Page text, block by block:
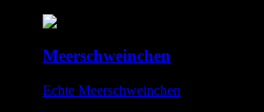
Meerschweinchen
Echte Meerschweinchen